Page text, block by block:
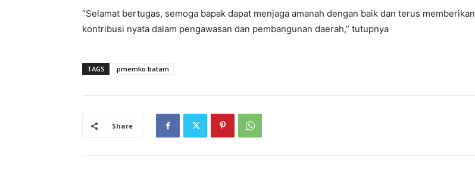
“Selamat bertugas, semoga bapak dapat menjaga amanah dengan baik dan terus memberikan
kontribusi nyata dalam pengawasan dan pembangunan daerah,” tutupnya
TAGS pmemko batam
Share